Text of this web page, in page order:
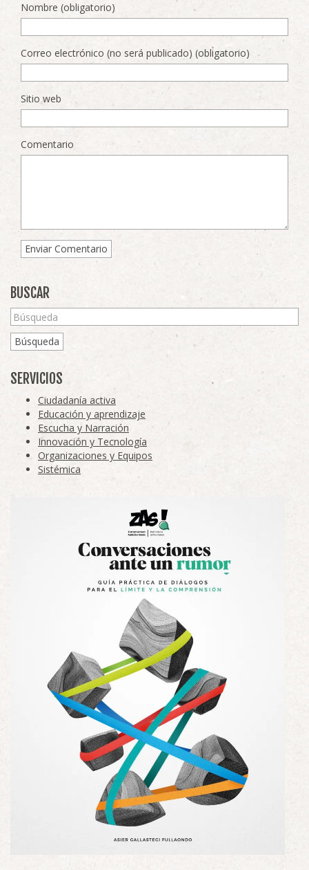
Nombre (obligatorio)
Correo electrónico (no será publicado) (obligatorio)
Sitio web
Comentario
BUSCAR
Búsqueda
SERVICIOS
Ciudadanía activa
Educación y aprendizaje
Escucha y Narración
Innovación y Tecnología
Organizaciones y Equipos
Sistémica